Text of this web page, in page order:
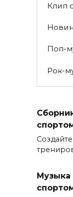
Клип
Поп-
Рок-
Музыка